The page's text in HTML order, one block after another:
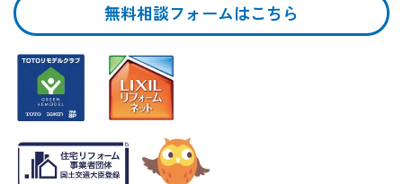
無料相談フォームはこちら